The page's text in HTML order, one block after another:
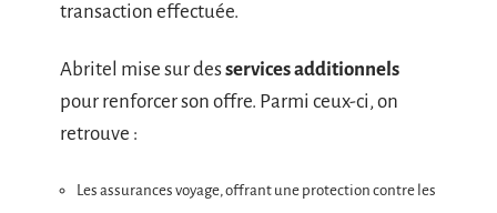
transaction effectuée.
Abritel mise sur desservices additionnels
pour renforcer son offre. Parmi ceux-ci, on
retrouve :
Les assurances voyage, offrant une protection contre les